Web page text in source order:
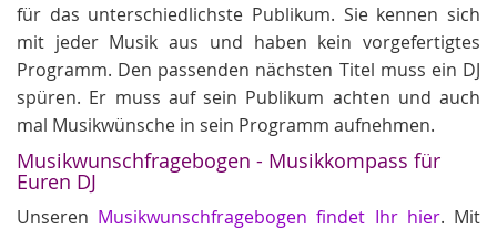
für das unterschiedlichste Publikum. Sie kennen sich
mit jeder Musik aus und haben kein vorgefertigtes
Programm. Den passenden nächsten Titel muss ein DJ
spüren. Er muss auf sein Publikum achten und auch
mal Musikwünsche in sein Programm aufnehmen.
Musikwunschfragebogen - Musikkompass für
Euren DJ
Unseren Musikwunschfragebogen findet Ihr hier. Mit